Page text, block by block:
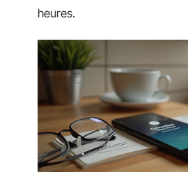
heures.